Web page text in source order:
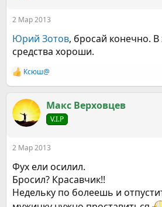
2 Мар 2013
Юрий Зотов, бросай конечно. В
средства хороши.
Р
е
к
ц
и
Ксюш@
Макс Верховцев
V.I.P
2 Мар 2013
Фух ели осилил.
Бросил? Красавчик!!
Недельку по болеешь и